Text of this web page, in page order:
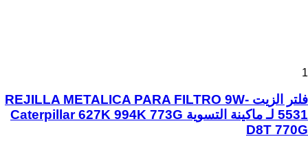
1
فلتر الزيت REJILLA METALICA PARA FILTRO 9W-
5531 لـ ماكينة التسوية Caterpillar 627K 994K 773G
D8T 770G